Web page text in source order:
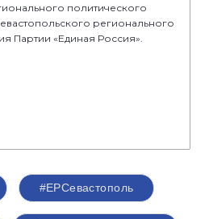
политического
регионального
Партии «Единая Россия».
#ЕРСевастополь